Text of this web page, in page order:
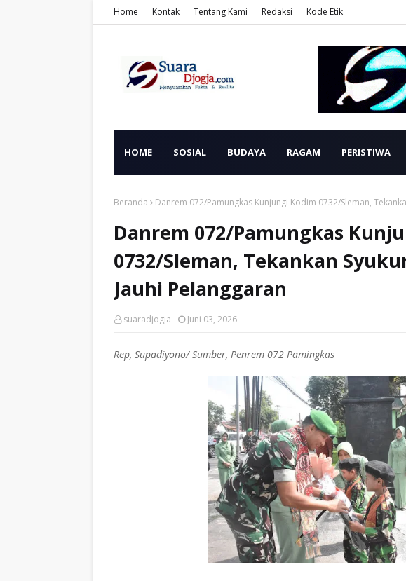
Home Kontak Tentang Kami Redaksi Kode Etik
HOME SOSIAL BUDAYA RAGAM PERISTIWA
Beranda Danrem 072/Pamungkas Kunjungi Kodim 0732/Sleman,
Danrem 072/Pamungkas
0732/Sleman, Tekankan
Jauhi Pelanggaran
suaradjogja Juni 03, 2026
Rep, Supadiyono/ Sumber, Penrem 072 Pamingkas